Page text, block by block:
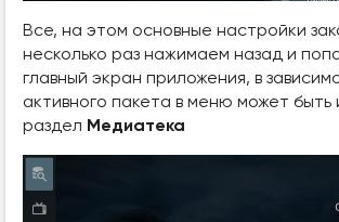
Все, на этом основные настройки
несколько раз нажимаем назад и
главный экран приложения, в
активного пакета в меню может быть
раздел Медиатека